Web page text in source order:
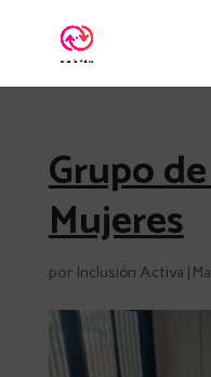
Grupo
Mujeres
por Inclusión Activa |